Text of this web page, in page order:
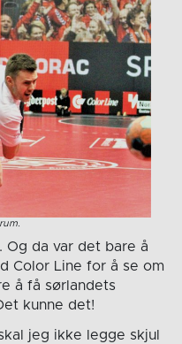
da var det bare å
Color Line for å se om
å få sørlandets
kunne det!
jeg ikke legge skjul